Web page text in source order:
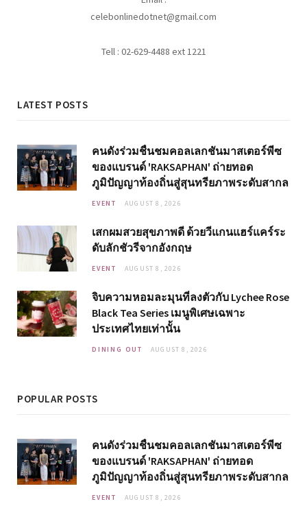
celebonlinedotnet@gmail.com
Tell : 02-629-4488 ext 1221
LATEST POSTS
คนดังร่วมชื่นชมคอลเลกชันมาสเตอร์พีซ
ของแบรนด์ 'RAKSAPHAN' ถ่ายทอด
ภูมิปัญญาท้องถิ่นสู่สุนทรียภาพระดับสากล
EVENT AUGUST 8, 2026
เสกผมสวยสุขภาพดี ด้วยวีแกนแฮร์แคร์ระ
ดับลักชัวรีจากอังกฤษ
EVENT AUGUST 8, 2026
จิบความหอมละมุนที่ลงตัวกับ Lychee Rose
Black Tea Series เมนูพิเศษเฉพาะ
ประเทศไทยเท่านั้น
DINING OUT AUGUST 8, 2026
POPULAR POSTS
คนดังร่วมชื่นชมคอลเลกชันมาสเตอร์พีซ
ของแบรนด์ 'RAKSAPHAN' ถ่ายทอด
ภูมิปัญญาท้องถิ่นสู่สุนทรียภาพระดับสากล
EVENT AUGUST 8, 2026